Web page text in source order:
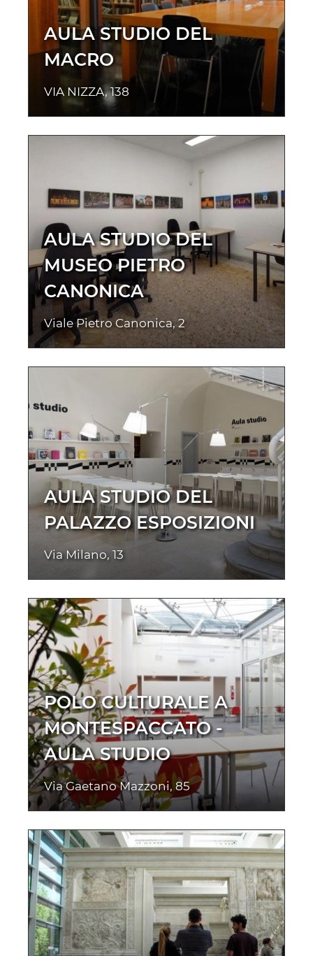
AULA STUDIO DEL
MACRO
VIA NIZZA, 138
AULA STUDIO DEL
MUSEO PIETRO
CANONICA
Viale Pietro Canonica, 2
AULA STUDIO DEL
PALAZZO ESPOSIZIONI
Via Milano, 13
POLO CULTURALE A
MONTESPACCATO -
AULA STUDIO
Via Gaetano Mazzoni, 85